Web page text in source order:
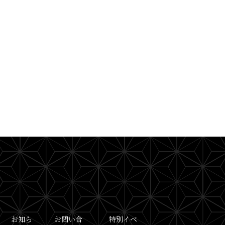
お知ら お問い合 特別イベ